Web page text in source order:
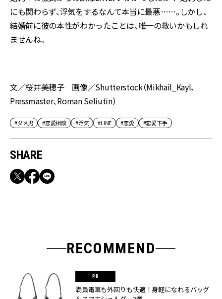
にも関わらず、浮気をするなんて本当に最悪……。しかし、
結婚前に彼の本性がわかったことは、唯一の救いかもしれ
ませんね。
文／桜井美穂子 画像／Shutterstock（Mikhail_Kayl、
Pressmaster、Roman Seliutin）
#ダメ男 #恋愛相談 #浮気 #LINE #恋愛 #恋愛下手
SHARE
RECOMMEND
満員電車も外回りも快適！身軽になれるバッグ